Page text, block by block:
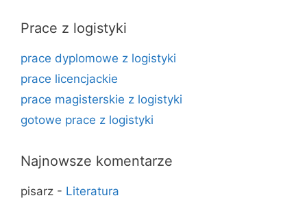
Prace z logistyki
prace dyplomowe z logistyki
prace licencjackie
prace magisterskie z logistyki
gotowe prace z logistyki
Najnowsze komentarze
pisarz - Literatura